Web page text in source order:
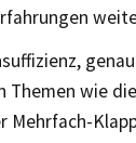
wie